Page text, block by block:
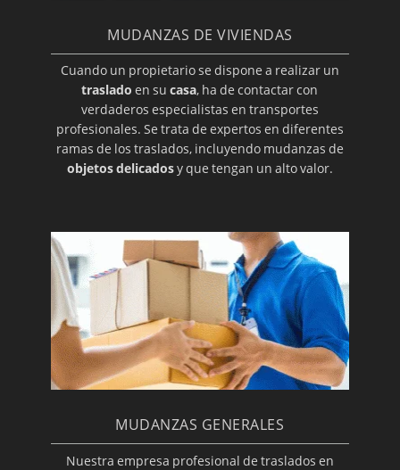
MUDANZAS DE VIVIENDAS
Cuando un propietario se dispone a realizar un
traslado en sucasa, ha de contactar con
verdaderos especialistas en transportes
profesionales. Se trata de expertos en diferentes
ramas de los traslados, incluyendo mudanzas de
objetos delicadosy que tengan un alto valor.
MUDANZAS GENERALES
Nuestra empresa profesional de traslados en